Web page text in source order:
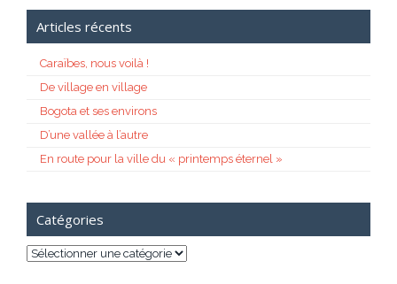
Articles récents
Caraïbes, nous voilà !
De village en village
Bogota et ses environs
D’une vallée à l’autre
En route pour la ville du « printemps éternel »
Catégories
Catégories